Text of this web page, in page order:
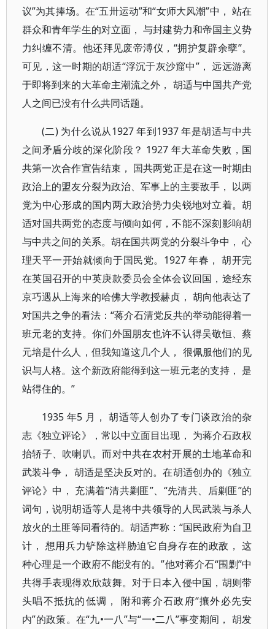
议”为其捧场。在“五卅运动”和“女师大风潮”中， 站在
群众和青年学生的对立面， 与封建势力和帝国主义势
力纠缠不清。他还拜见废帝溥仪，“拥护复辟余孽”。
可见，这一时期的胡适“浮沉于灰沙窟中”， 远远游离
于即将到来的大革命主潮流之外， 胡适与中国共产党
人之间已没有什么共同话题。
(二) 为什么说从1927 年到1937 年是胡适与中共
之间矛盾分歧的深化阶段？ 1927 年大革命失败，国
共第一次合作宣告结束， 国共两党正是在这一时期由
政治上的盟友分裂为政治、军事上的主要敌手， 以两
党为中心形成的国内两大政治势力尖锐地对立着。胡
适对国共两党的态度与倾向如何，不能不深刻影响胡
与中共之间的关系。胡在国共两党的分裂斗争中， 心
理天平一开始就倾向于国民党。1927 年春， 胡开完
在英国召开的中英庚款委员会全体会议回国，途经东
京巧遇从上海来的哈佛大学教授赫贞， 胡向他表达了
对国共之争的看法：“蒋介石清党反共的举动能得着一
班元老的支持。你们外国朋友也许不认得吴敬恒、蔡
元培是什么人，但我知道这几个人， 很佩服他们的见
识与人格。这个新政府能得到这一班元老的支持， 是
站得住的。”
1935 年5 月， 胡适等人创办了专门谈政治的杂
志《独立评论》，常以中立面目出现， 为蒋介石政权
抬轿子、吹喇叭。而对中共在农村开展的土地革命和
武装斗争， 胡适是坚决反对的。在胡适创办的《独立
评论》中， 充满着“清共剿匪”、“先清共、后剿匪”的
词句，说明胡适等人是将中共领导的人民武装与杀人
放火的土匪等同看待的。胡适声称：“国民政府为自卫
计， 想用兵力铲除这样胁迫它自身存在的政敌， 这
种心理是一个政府不能没有的。”他对蒋介石“围剿”中
共得手表现得欢欣鼓舞。对于日本入侵中国，胡则带
头唱不抵抗的低调， 附和蒋介石政府“攘外必先安
内”的政策。在“九•一八”与“一•二八”事变期间， 胡发